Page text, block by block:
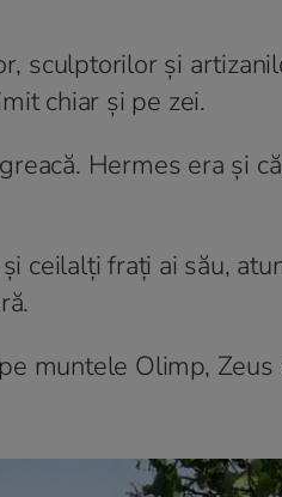
sculptorilor și
chiar și pe zei.
Hermes era și
ceilalți frați ai său,
muntele Olimp,